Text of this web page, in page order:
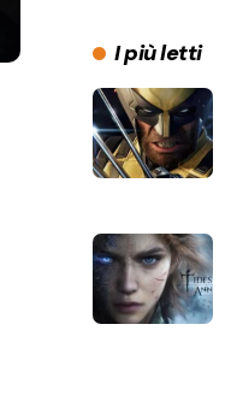
I più letti